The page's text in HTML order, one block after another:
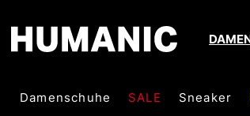
Damenschuhe SALE Sneaker